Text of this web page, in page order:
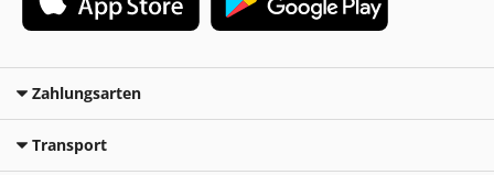
Zahlungsarten
Transport